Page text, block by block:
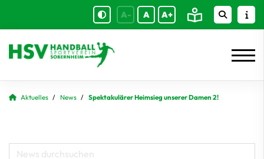
A- A A+
Aktuelles News Spektakulärer Heimsieg unserer Damen 2!